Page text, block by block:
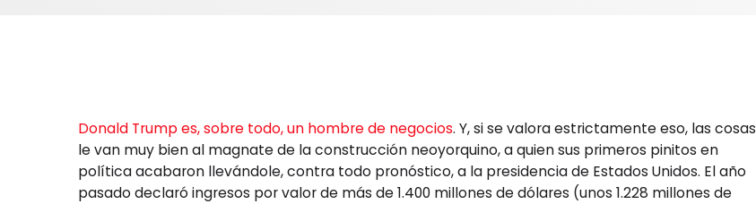
Donald Trump es, sobre todo, un hombre de negocios. Y, si se valora estrictamente eso, las cosas
le van muy bien al magnate de la construcción neoyorquino, a quien sus primeros pinitos en
política acabaron llevándole, contra todo pronóstico, a la presidencia de Estados Unidos. El año
pasado declaró ingresos por valor de más de 1.400 millones de dólares (unos 1.228 millones de